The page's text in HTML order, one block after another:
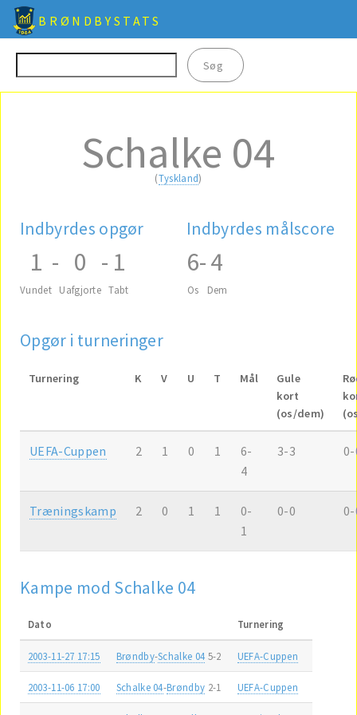
BRØNDBYSTATS
Schalke 04
(Tyskland)
Indbyrdes opgør
1
Vundet
- 0
Uafgjorte
- 1
Tabt
Indbyrdes målscore
6
Os
-4
Dem
Opgør i turneringer
Turnering K V U T Mål
Gule
kort
(os/dem)
UEFA-Cuppen 2 1 0 1
6-
4
3-3
Træningskamp 2 0 1 1
0-
1
0-0
Kampe mod Schalke 04
Dato Turnering
2003-11-27 17:15 Brøndby-Schalke 04 5-2 UEFA-Cuppen
2003-11-06 17:00 Schalke 04-Brøndby 2-1 UEFA-Cuppen